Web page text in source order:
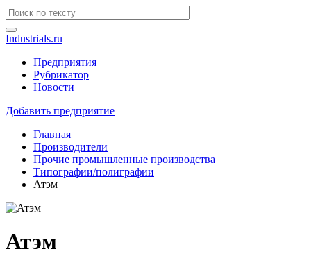
Industrials.ru
Предприятия
Рубрикатор
Новости
Добавить предприятие
Главная
Производители
Прочие промышленные производства
Типографии/полиграфии
Атэм
Атэм